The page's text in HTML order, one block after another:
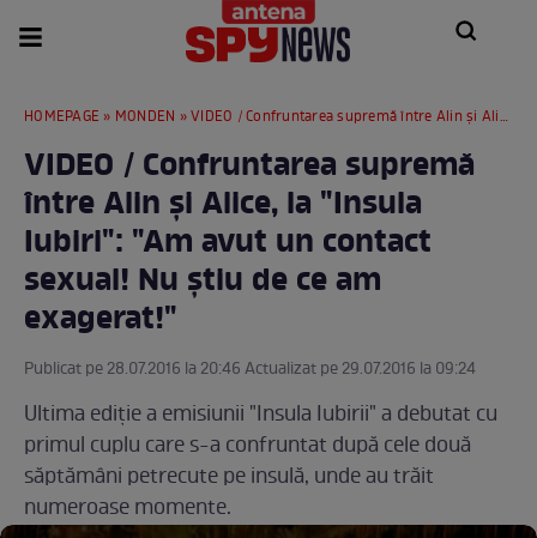
HOMEPAGE » MONDEN » VIDEO / Confruntarea supremă între Alin şi Alice, la "Insula Iubiri": "Am avut un contact sexual! Nu ştiu de ce am exagerat!"
VIDEO / Confruntarea supremă
între Alin şi Alice, la "Insula
Iubiri": "Am avut un contact
sexual! Nu ştiu de ce am
exagerat!"
Publicat pe 28.07.2016 la 20:46 Actualizat pe 29.07.2016 la 09:24
Ultima ediţie a emisiunii "Insula Iubirii" a debutat cu
primul cuplu care s-a confruntat după cele două
săptămâni petrecute pe insulă, unde au trăit
numeroase momente.